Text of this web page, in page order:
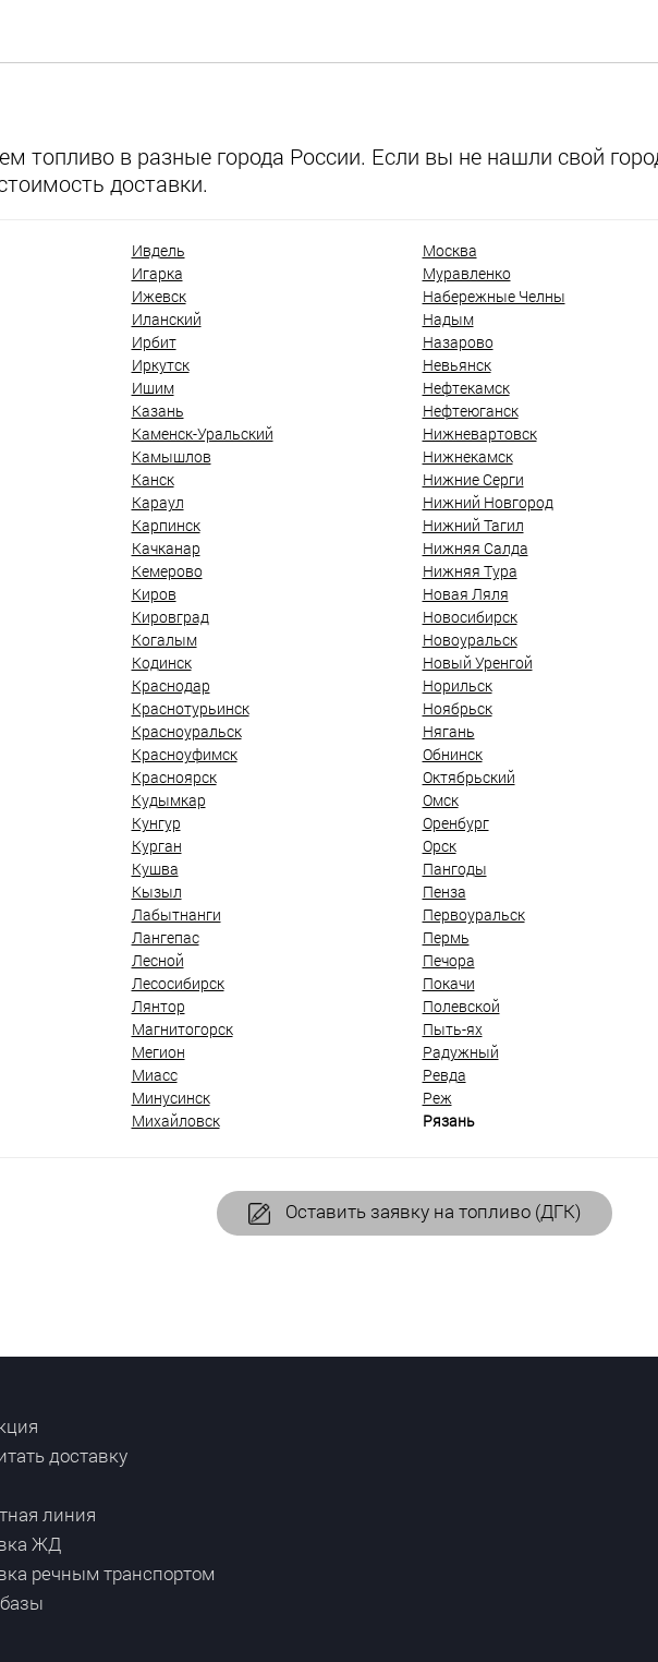
топливо в разные города России. Если вы не нашли свой
доставки.
Ивдель
Игарка
Ижевск
Иланский
Ирбит
Иркутск
Ишим
Казань
Каменск-Уральский
Камышлов
Канск
Караул
Карпинск
Качканар
Кемерово
Киров
Кировград
Когалым
Кодинск
Краснодар
Краснотурьинск
Красноуральск
Красноуфимск
Красноярск
Кудымкар
Кунгур
Курган
Кушва
Кызыл
Лабытнанги
Лангепас
Лесной
Лесосибирск
Лянтор
Магнитогорск
Мегион
Миасс
Минусинск
Михайловск
Москва
Муравленко
Набережные Челны
Надым
Назарово
Невьянск
Нефтекамск
Нефтеюганск
Нижневартовск
Нижнекамск
Нижние Серги
Нижний Новгород
Нижний Тагил
Нижняя Салда
Нижняя Тура
Новая Ляля
Новосибирск
Новоуральск
Новый Уренгой
Норильск
Ноябрьск
Нягань
Обнинск
Октябрьский
Омск
Оренбург
Орск
Пангоды
Пенза
Первоуральск
Пермь
Печора
Покачи
Полевской
Пыть-ях
Радужный
Ревда
Реж
Рязань
Оставить заявку на топливо (ДГК)
доставку
линия
ЖД
речным транспортом